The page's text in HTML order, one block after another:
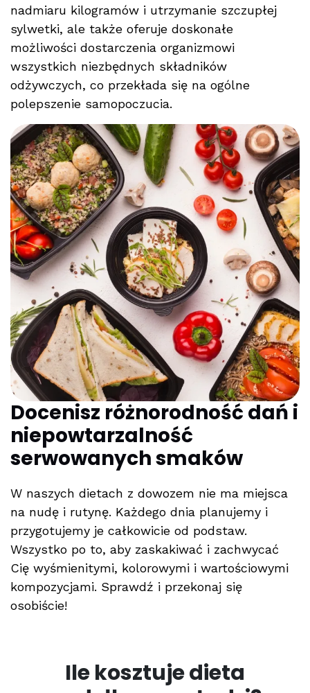
nadmiaru kilogramów i utrzymanie szczupłej
sylwetki, ale także oferuje doskonałe
możliwości dostarczenia organizmowi
wszystkich niezbędnych składników
odżywczych, co przekłada się na ogólne
polepszenie samopoczucia.
Docenisz różnorodność dań i
niepowtarzalność
serwowanych smaków
W naszych dietach z dowozem nie ma miejsca
na nudę i rutynę. Każdego dnia planujemy i
przygotujemy je całkowicie od podstaw.
Wszystko po to, aby zaskakiwać i zachwycać
Cię wyśmienitymi, kolorowymi i wartościowymi
kompozycjami. Sprawdź i przekonaj się
osobiście!
Ile kosztuje dieta